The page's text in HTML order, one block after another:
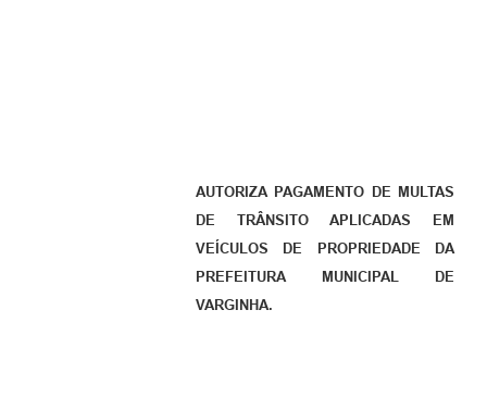
AUTORIZA PAGAMENTO DE MULTAS
DE TRÂNSITO APLICADAS EM
VEÍCULOS DE PROPRIEDADE DA
PREFEITURA MUNICIPAL DE
VARGINHA.